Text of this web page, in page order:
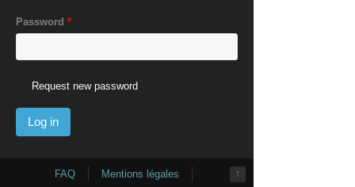
Password *
Request new password
↑
FAQ
Mentions légales